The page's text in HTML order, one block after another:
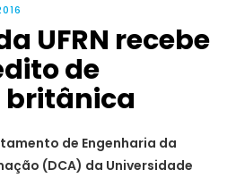
UFRN recebe
de
de Engenharia da
(DCA) da Universidade